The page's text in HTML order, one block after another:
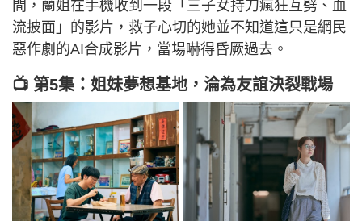
間，蘭姐在手機收到一段「三子女持刀瘋狂互劈、血
流披面」的影片，救子心切的她並不知道這只是網民
惡作劇的AI合成影片，當場嚇得昏厥過去。
📺 第5集：姐妹夢想基地，淪為友誼決裂戰場